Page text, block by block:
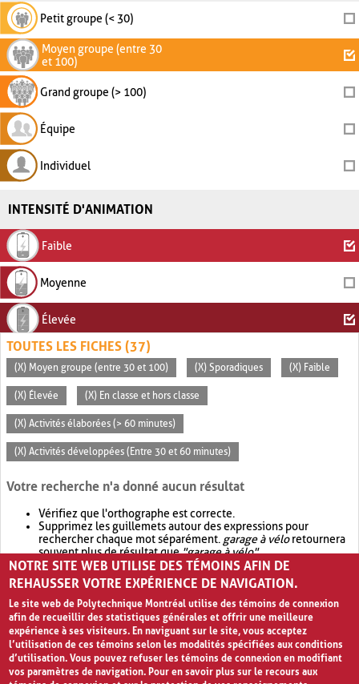
Petit groupe (< 30)
Moyen groupe (entre 30
et 100)
Grand groupe (> 100)
Équipe
Individuel
INTENSITÉ D'ANIMATION
Faible
Moyenne
Élevée
TOUTES LES FICHES (37)
(X) Moyen groupe (entre 30 et 100) (X) Sporadiques (X) Faible
(X) Élevée (X) En classe et hors classe
(X) Activités élaborées (> 60 minutes)
(X) Activités développées (Entre 30 et 60 minutes)
Votre recherche n'a donné aucun résultat
Vérifiez que l'orthographe est correcte.
Supprimez les guillemets autour des expressions pour
rechercher chaque mot séparément. garage à véloretournera
souvent plus de résultat que"garage à vélo".
Envisagez d'élargir votre recherche avec OR.garage OR vélo
retournera souvent plus de résultat quegarage à vélo
NOTRE SITE WEB UTILISE DES TÉMOINS AFIN DE
REHAUSSER VOTRE EXPÉRIENCE DE NAVIGATION.
Le site web de Polytechnique Montréal utilise des témoins de connexion
afin de recueillir des statistiques générales et offrir une meilleure
expérience à ses visiteurs. En naviguant sur le site, vous acceptez
l’utilisation de ces témoins selon les modalités spécifiées aux conditions
d’utilisation. Vous pouvez refuser les témoins de connexion en modifiant
vos paramètres de navigation. Pour en savoir plus sur le recours aux